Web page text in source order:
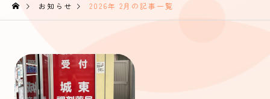
お知らせ 2026年 2月の記事一覧